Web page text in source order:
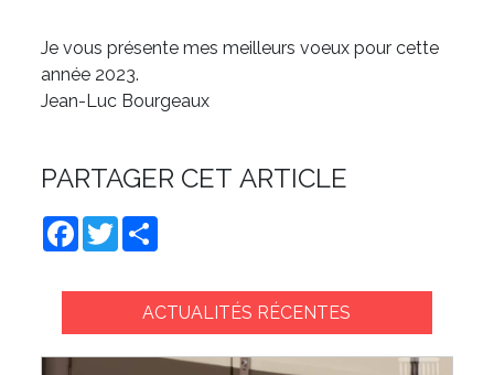
Je vous présente mes meilleurs voeux pour cette
année 2023.
Jean-Luc Bourgeaux
PARTAGER CET ARTICLE
FacebookTwitter
ACTUALITÉS RÉCENTES